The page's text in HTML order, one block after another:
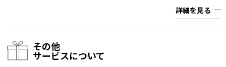
詳細を見る
その他
サービスについて